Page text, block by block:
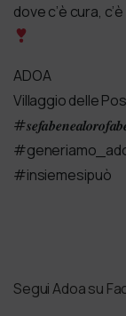
dove c’è cura,
ADOA
Villaggio delle
#insiemesipuò
Segui Adoa su